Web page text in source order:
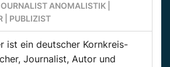
ANOMALISTIK |
| PUBLIZIST
ist ein deutscher Kornkreis-
Journalist, Autor und